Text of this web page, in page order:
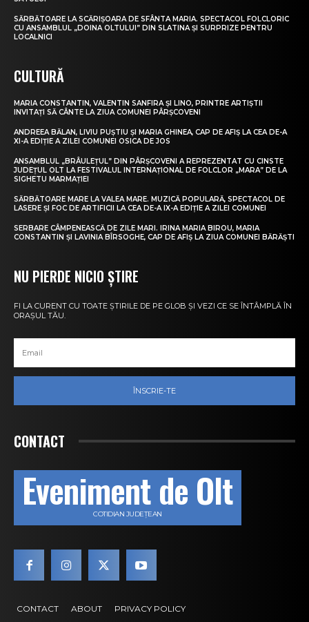
SĂRBĂTOARE LA SCĂRIȘOARA DE SFÂNTA MARIA. SPECTACOL FOLCLORIC
CU ANSAMBLUL „DOINA OLTULUI” DIN SLATINA ȘI SURPRIZE PENTRU
LOCALNICI
CULTURĂ
MARIA CONSTANTIN, VALENTIN SANFIRA ȘI LINO, PRINTRE ARTIȘTII
INVITAȚI SĂ CÂNTE LA ZIUA COMUNEI PÂRȘCOVENI
ANDREEA BĂLAN, LIVIU PUȘTIU ȘI MARIA GHINEA, CAP DE AFIȘ LA CEA DE-A
XI-A EDIȚIE A ZILEI COMUNEI OSICA DE JOS
ANSAMBLUL „BRÂULEȚUL” DIN PÂRȘCOVENI A REPREZENTAT CU CINSTE
JUDEȚUL OLT LA FESTIVALUL INTERNAȚIONAL DE FOLCLOR „MARA” DE LA
SIGHETU MARMAȚIEI
SĂRBĂTOARE MARE LA VALEA MARE. MUZICĂ POPULARĂ, SPECTACOL DE
LASERE ȘI FOC DE ARTIFICII LA CEA DE-A IX-A EDIȚIE A ZILEI COMUNEI
SERBARE CÂMPENEASCĂ DE ZILE MARI. IRINA MARIA BIROU, MARIA
CONSTANTIN ȘI LAVINIA BÎRSOGHE, CAP DE AFIȘ LA ZIUA COMUNEI BĂRĂȘTI
NU PIERDE NICIO ȘTIRE
FI LA CURENT CU TOATE ȘTIRILE DE PE GLOB ȘI VEZI CE SE ÎNTÂMPLĂ ÎN
ORAȘUL TĂU.
ÎNSCRIE-TE
CONTACT
Eveniment de Olt
COTIDIAN JUDEȚEAN
CONTACT ABOUT PRIVACY POLICY